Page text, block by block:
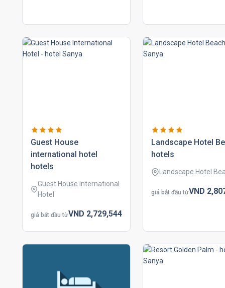
guest house
international hotel
hotels
Guest House International
Hotel
giá bắt đầu từVND 2,729,544
landscape hotel
hotels
Landscape Hotel
giá bắt đầu từVND